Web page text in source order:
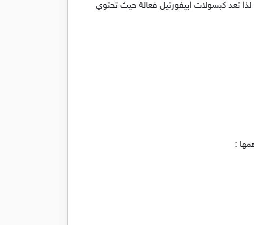
تعد كبسولات ابيفورتيل فعالة حيث تحتوي
: